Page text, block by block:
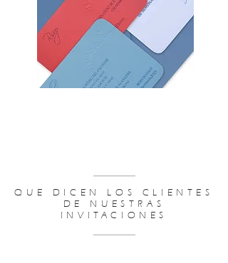
QUE DICEN LOS CLIENTES
DE NUESTRAS
INVITACIONES